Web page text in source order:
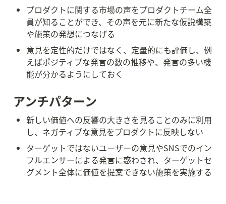
プロダクトに関する市場の声をプロダクトチーム全
員が知ることができ、その声を元に新たな仮説構築
や施策の発想につなげる
意見を定性的だけではなく、定量的にも評価し、例
えばポジティブな発言の数の推移や、発言の多い機
能が分かるようにしておく
アンチパターン
新しい価値への反響の大きさを見ることのみに利用
し、ネガティブな意見をプロダクトに反映しない
ターゲットではないユーザーの意見やSNSでのイン
フルエンサーによる発言に惑わされ、ターゲットセ
グメント全体に価値を提案できない施策を実施する